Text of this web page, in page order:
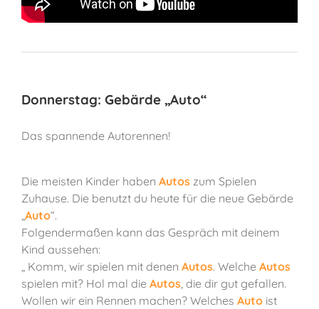
Donnerstag: Gebärde „Auto“
Das spannende Autorennen!
Die meisten Kinder haben Autoszum Spielen
Zuhause. Die benutzt du heute für die neue Gebärde
Auto“.
Folgendermaßen kann das Gespräch mit deinem
Kind aussehen:
„ Komm, wir spielen mit denen Autos. Welche Autos
spielen mit? Hol mal die Autos, die dir gut gefallen.
Wollen wir ein Rennen machen? Welches Autoist